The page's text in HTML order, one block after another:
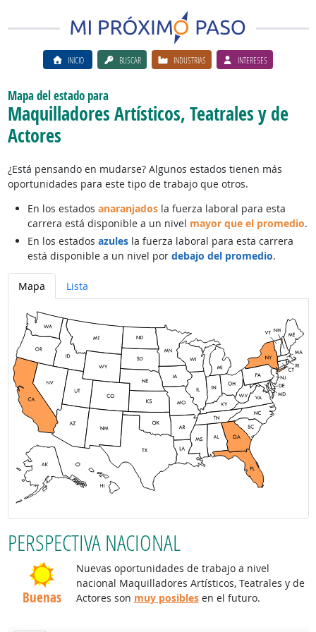
INICIO BUSCAR INDUSTRIAS INTERESES
Mapa del estado para
Maquilladores Artísticos, Teatrales y de
Actores
¿Está pensando en mudarse? Algunos estados tienen más
oportunidades para este tipo de trabajo que otros.
En los estados anaranjadosla fuerza laboral para esta
carrera está disponible a un nivel mayor que el promedio.
En los estados azulesla fuerza laboral para esta carrera
está disponible a un nivel por debajo del promedio.
Mapa Lista
PERSPECTIVA NACIONAL
Buenas
Nuevas oportunidades de trabajo a nivel
nacional Maquilladores Artísticos, Teatrales y de
Actores son muy posiblesen el futuro.